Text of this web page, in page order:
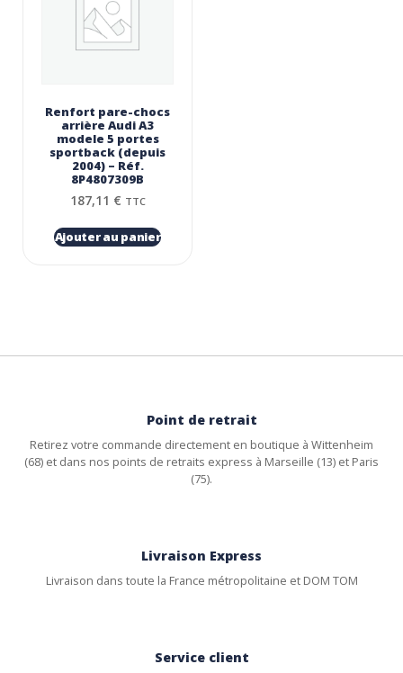
Renfort pare-chocs
arrière Audi A3
modele 5 portes
sportback (depuis
2004) – Réf.
8P4807309B
187,11 € TTC
Ajouter au panier
Point de retrait
Retirez votre commande directement en boutique à Wittenheim
(68) et dans nos points de retraits express à Marseille (13) et Paris
(75).
Livraison Express
Livraison dans toute la France métropolitaine et DOM TOM
Service client